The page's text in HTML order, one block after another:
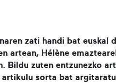
zati handi bat euskal
artean, Hélène
Bildu zuten entzunezko
artikulu sorta bat